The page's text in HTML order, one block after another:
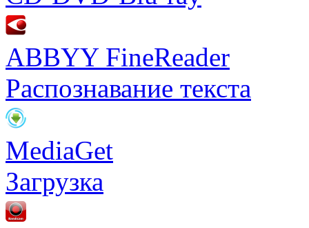
ABBYY FineReader
Распознавание текста
MediaGet
Загрузка